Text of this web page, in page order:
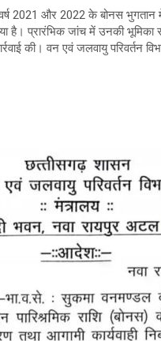
2021 और 2022 के बोनस भुगतान
है। प्रारंभिक जांच में उनकी भूमिका
की। वन एवं जलवायु परिवर्तन